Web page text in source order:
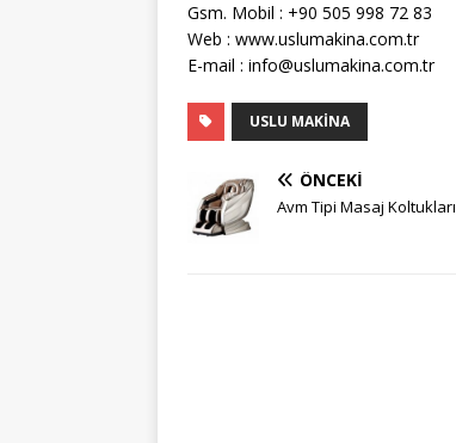
Gsm. Mobil : +90 505 998 72 83
Web : www.uslumakina.com.tr
E-mail : info@uslumakina.com.tr
USLU MAKINA
ÖNCEKI
Avm Tipi Masaj Koltukları